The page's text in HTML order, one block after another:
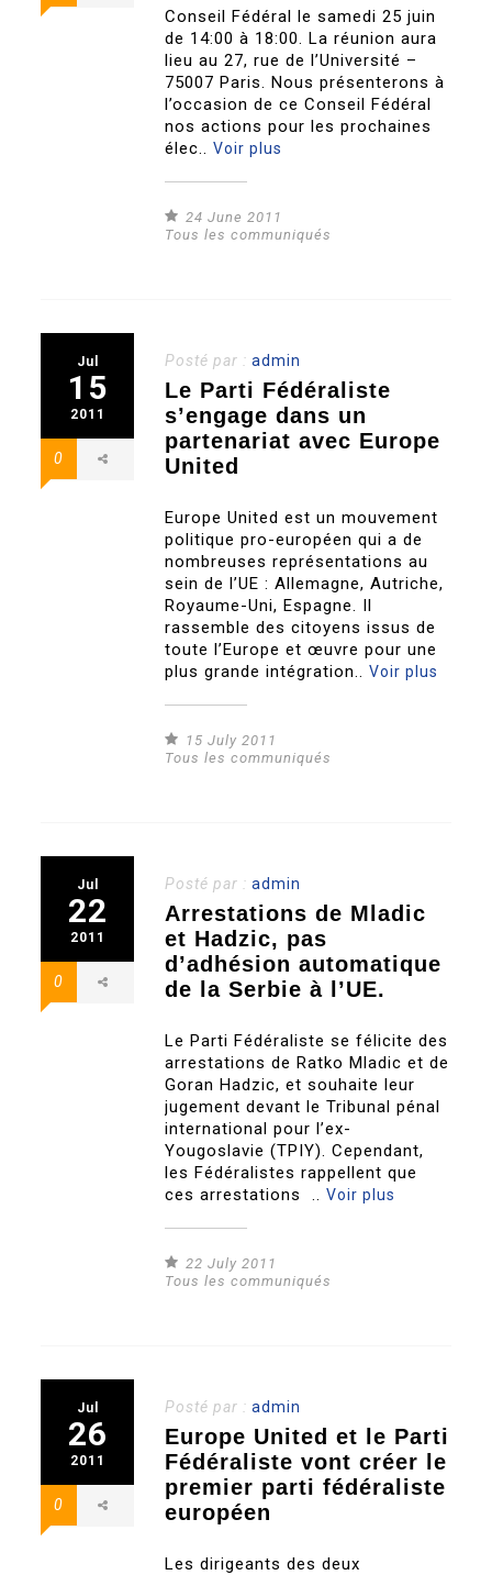
Conseil Fédéral le samedi 25 juin
de 14:00 à 18:00. La réunion aura
lieu au 27, rue de l’Université –
75007 Paris. Nous présenterons à
l’occasion de ce Conseil Fédéral
nos actions pour les prochaines
élec..Voir plus
24 June 2011
Tous les communiqués
Jul
15
2011
0
Posté par :admin
Le Parti Fédéraliste
s’engage dans un
partenariat avec Europe
United
Europe United est un mouvement
politique pro-européen qui a de
nombreuses représentations au
sein de l’UE : Allemagne, Autriche,
Royaume-Uni, Espagne. Il
rassemble des citoyens issus de
toute l’Europe et œuvre pour une
plus grande intégration..Voir plus
15 July 2011
Tous les communiqués
Jul
22
2011
0
Posté par :admin
Arrestations de Mladic
et Hadzic, pas
d’adhésion automatique
de la Serbie à l’UE.
Le Parti Fédéraliste se félicite des
arrestations de Ratko Mladic et de
Goran Hadzic, et souhaite leur
jugement devant le Tribunal pénal
international pour l’ex-
Yougoslavie (TPIY). Cependant,
les Fédéralistes rappellent que
ces arrestations ..Voir plus
22 July 2011
Tous les communiqués
Jul
26
2011
0
Posté par :admin
Europe United et le Parti
Fédéraliste vont créer le
premier parti fédéraliste
européen
Les dirigeants des deux